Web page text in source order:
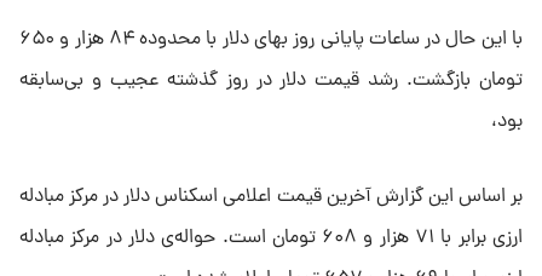
با این حال در ساعات پایانی روز بهای دلار با محدوده ۸۴ هزار و ۶۵۰
تومان بازگشت. رشد قیمت دلار در روز گذشته عجیب و بی‌سابقه
بود،
بر اساس این گزارش آخرین قیمت اعلامی اسکناس دلار در مرکز مبادله
ارزی برابر با ۷۱ هزار و ۶۰۸ تومان است. حواله‌ی دلار در مرکز مبادله